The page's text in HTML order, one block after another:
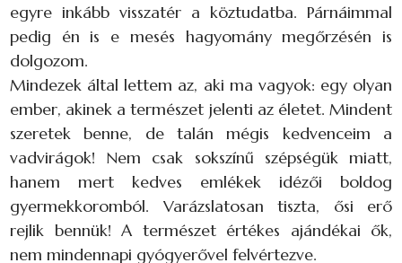
egyre inkább visszatér a köztudatba. Párnáimmal
pedig én is e mesés hagyomány megőrzésén is
dolgozom.
Mindezek által lettem az, aki ma vagyok: egy olyan
ember, akinek a természet jelenti az életet. Mindent
szeretek benne, de talán mégis kedvenceim a
vadvirágok! Nem csak sokszínű szépségük miatt,
hanem mert kedves emlékek idézői boldog
gyermekkoromból. Varázslatosan tiszta, ősi erő
rejlik bennük! A természet értékes ajándékai ők,
nem mindennapi gyógyerővel felvértezve.